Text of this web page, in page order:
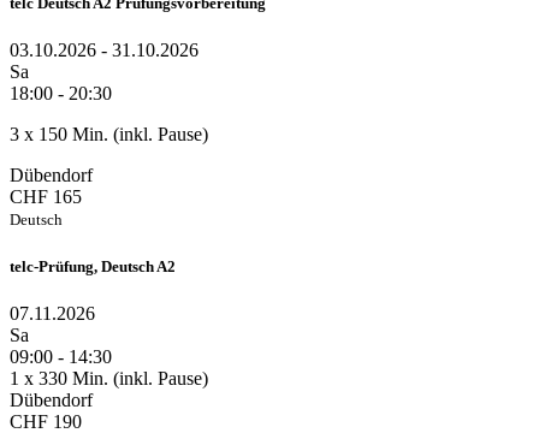
03.10.2026 - 31.10.2026
Sa
18:00 - 20:30
3 x 150 Min. (inkl. Pause)
Dübendorf
CHF 165
Deutsch
telc-Prüfung, Deutsch A2
07.11.2026
Sa
09:00 - 14:30
1 x 330 Min. (inkl. Pause)
Dübendorf
CHF 190